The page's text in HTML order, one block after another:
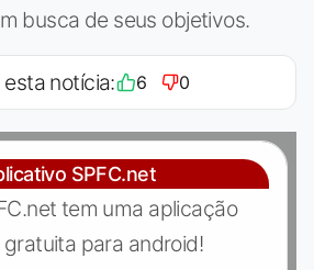
busca de seus objetivos.
esta notícia: 6 0
SPFC.net
tem uma aplicação
gratuita para android!